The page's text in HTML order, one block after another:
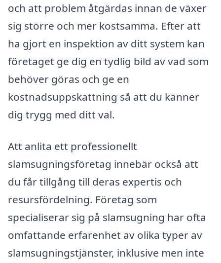
och att problem åtgärdas innan de växer
sig större och mer kostsamma. Efter att
ha gjort en inspektion av ditt system kan
företaget ge dig en tydlig bild av vad som
behöver göras och ge en
kostnadsuppskattning så att du känner
dig trygg med ditt val.
Att anlita ett professionellt
slamsugningsföretag innebär också att
du får tillgång till deras expertis och
resursfördelning. Företag som
specialiserar sig på slamsugning har ofta
omfattande erfarenhet av olika typer av
slamsugningstjänster, inklusive men inte